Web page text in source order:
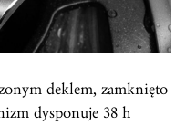
deklem, zamknięto
dysponuje 38 h